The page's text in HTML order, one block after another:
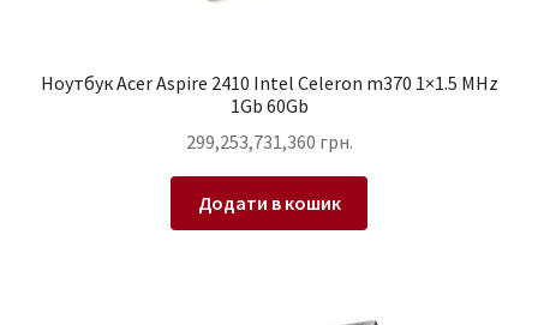
Ноутбук Acer Aspire 2410 Intel Celeron m370 1×1.5 MHz
1Gb 60Gb
299,253,731,360 грн.
Додати в кошик